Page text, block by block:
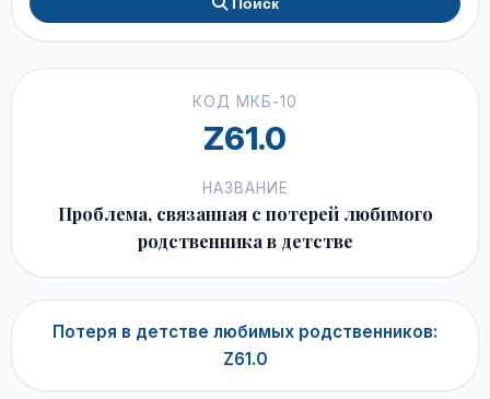
КОД МКБ-10
Z61.0
НАЗВАНИЕ
Проблема, связанная с потерей любимого
родственника в детстве
Потеря в детстве любимых родственников:
Z61.0